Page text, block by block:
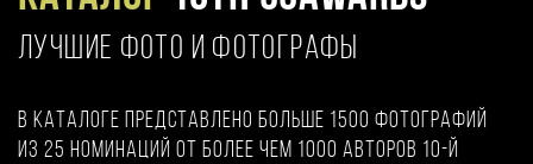
ЛУЧШИЕ ФОТО И ФОТОГРАФЫ
В каталоге представлено больше 1500 фотографий
из 25 номинаций от более чем 1000 авторов 10-й